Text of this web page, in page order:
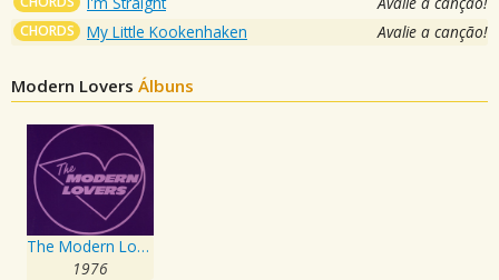
CHORDS My Little Kookenhaken Avalie a canção!
Modern Lovers Álbuns
The Modern Lovers
1976